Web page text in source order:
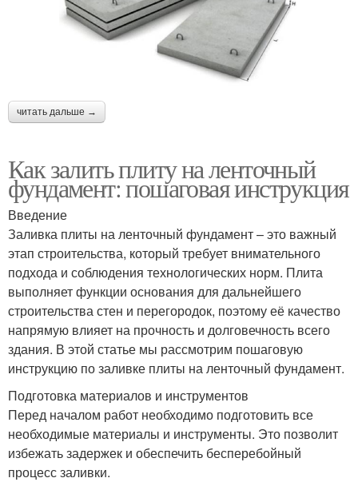
читать дальше →
Как залить плиту на ленточный
фундамент: пошаговая инструкция
Введение
Заливка плиты на ленточный фундамент – это важный
этап строительства, который требует внимательного
подхода и соблюдения технологических норм. Плита
выполняет функции основания для дальнейшего
строительства стен и перегородок, поэтому её качество
напрямую влияет на прочность и долговечность всего
здания. В этой статье мы рассмотрим пошаговую
инструкцию по заливке плиты на ленточный фундамент.
Подготовка материалов и инструментов
Перед началом работ необходимо подготовить все
необходимые материалы и инструменты. Это позволит
избежать задержек и обеспечить бесперебойный
процесс заливки.